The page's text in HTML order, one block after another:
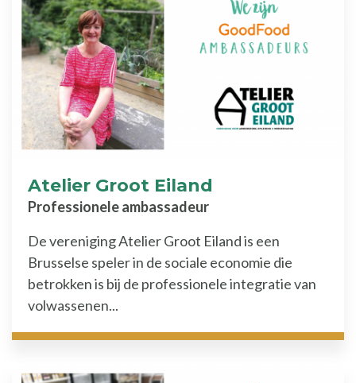
Atelier Groot Eiland
Professionele ambassadeur
De vereniging Atelier Groot Eiland is een
Brusselse speler in de sociale economie die
betrokken is bij de professionele integratie van
volwassenen...